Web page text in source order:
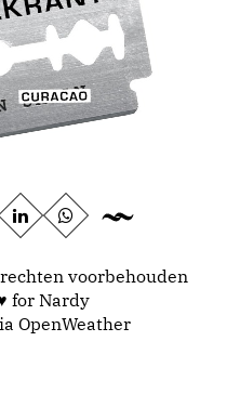
voorbehouden
for Nardy
OpenWeather